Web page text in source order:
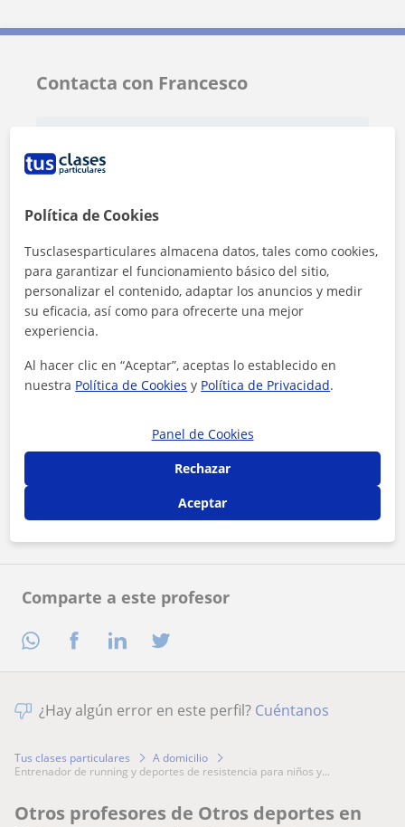
Comparte a este profesor
Contacta con Francesco
Al hacer clic, aceptas nuestroaviso legaly deprivacidad
Contactar ahora
¿Hay algún error en este perfil? Cuéntanos
Tus clases particulares
A domicilio
entrenador de running y deportes de resistencia para niños y...
Otros profesores de Otros deportes en
Política de Cookies
Tusclasesparticulares almacena datos, tales como cookies,
para garantizar el funcionamiento básico del sitio,
personalizar el contenido, adaptar los anuncios y medir
su eficacia, así como para ofrecerte una mejor
experiencia.
Al hacer clic en “Aceptar”, aceptas lo establecido en
nuestra Política de Cookies y Política de Privacidad.
Panel de Cookies
Rechazar
Aceptar